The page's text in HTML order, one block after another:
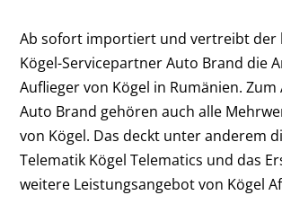
Ab sofort importiert und vertreibt der
Kögel-Servicepartner Auto Brand die
Auflieger von Kögel in Rumänien.
Auto Brand gehören auch alle
von Kögel. Das deckt unter anderem
Telematik Kögel Telematics und das
weitere Leistungsangebot von Kögel